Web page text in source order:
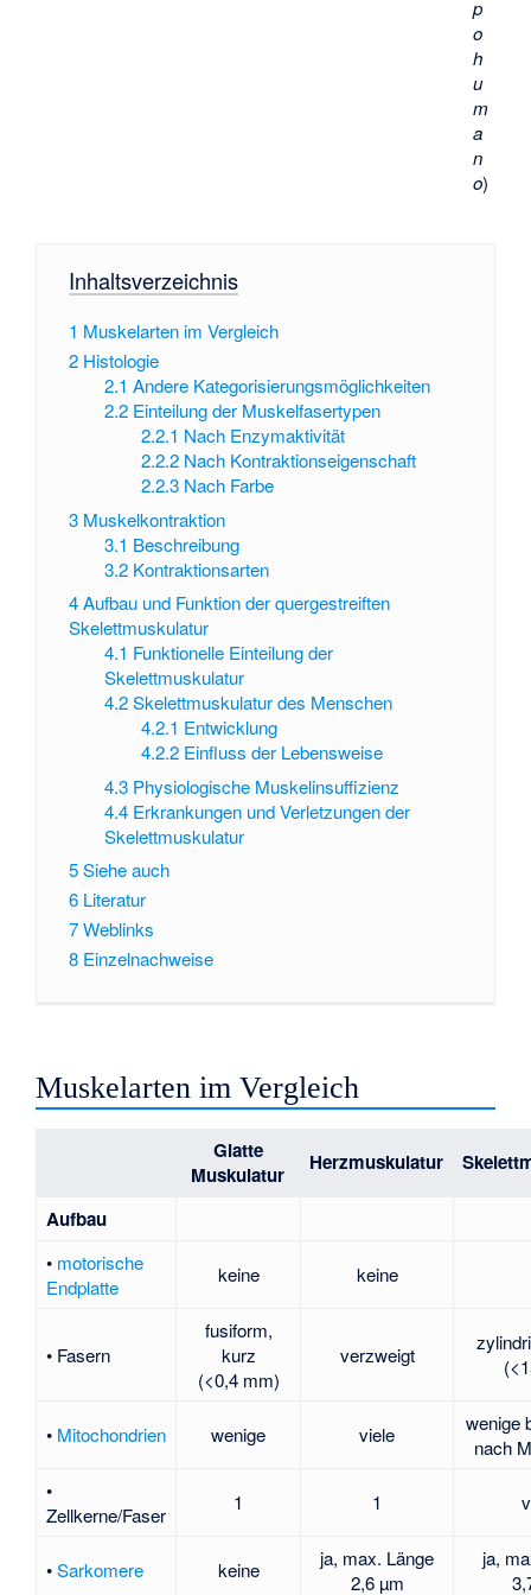
p
o
h
u
m
a
n
o)
Inhaltsverzeichnis
1 Muskelarten im Vergleich
2 Histologie
2.1 Andere Kategorisierungsmöglichkeiten
2.2 Einteilung der Muskelfasertypen
2.2.1 Nach Enzymaktivität
2.2.2 Nach Kontraktionseigenschaft
2.2.3 Nach Farbe
3 Muskelkontraktion
3.1 Beschreibung
3.2 Kontraktionsarten
4Aufbau und Funktion der quergestreiften
Skelettmuskulatur
4.1 Funktionelle Einteilung der
Skelettmuskulatur
4.2 Skelettmuskulatur des Menschen
4.2.1 Entwicklung
4.2.2 Einfluss der Lebensweise
4.3 Physiologische Muskelinsuffizienz
4.4 Erkrankungen und Verletzungen der
Skelettmuskulatur
5Siehe auch
6 Literatur
7Weblinks
8 Einzelnachweise
Muskelarten im Vergleich
Glatte
Muskulatur
Herzmuskulatur
Aufbau
• motorische
Endplatte
keine keine
• Fasern
fusiform,
kurz
(<0,4 mm)
verzweigt
• Mitochondrien wenige viele
wenige
nach
•
Zellkerne/Faser
1 1
•Sarkomere keine
ja, max. Länge
2,6 µm
ja,